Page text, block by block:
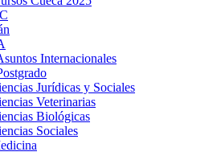
Internacionales
Jurídicas y Sociales
Veterinarias
Biológicas
Sociales